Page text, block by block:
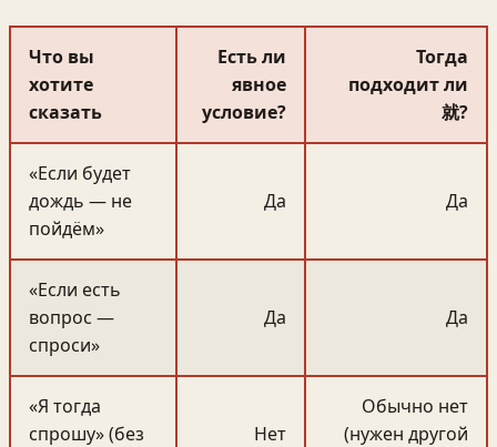
Что вы
хотите
сказать
Есть ли
явное
условие?
Тогда
подходит ли
就?
«Если будет
дождь — не
пойдём»
Да Да
«Если есть
вопрос —
спроси»
Да Да
«Я тогда
спрошу» (без
Нет
Обычно нет
(нужен другой